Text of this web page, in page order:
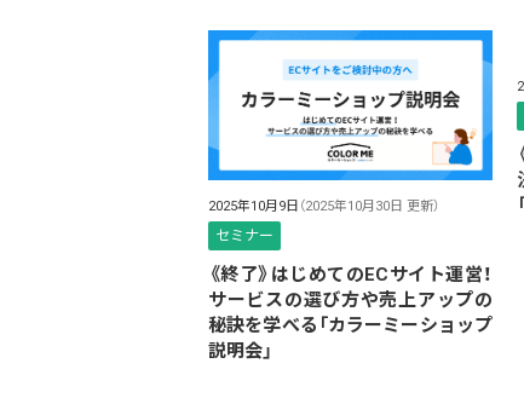
2025年10月9日 （2025年10月30日 更新）
セミナー
《終了》はじめてのECサイト運営！
サービスの選び方や売上アップの
秘訣を学べる「カラーミーショップ
説明会」